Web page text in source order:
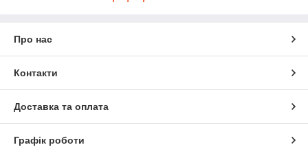
Про нас
Контакти
Доставка та оплата
Графік роботи